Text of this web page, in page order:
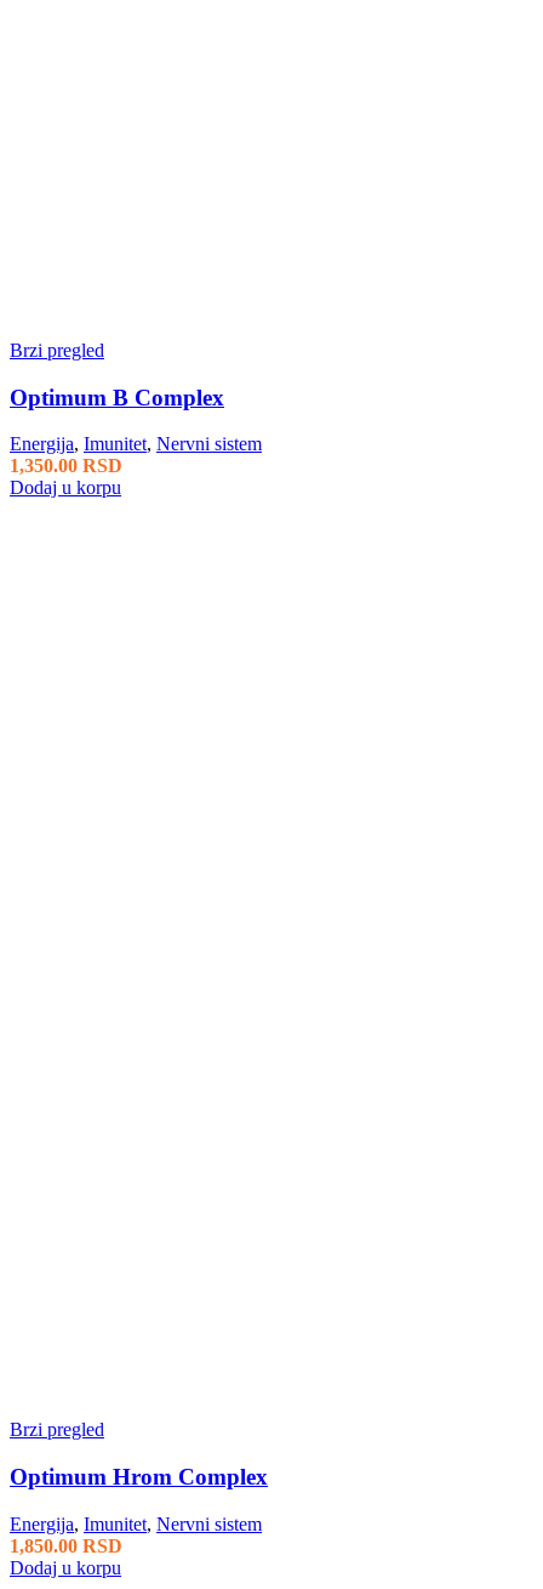
Brzi pregled
Optimum B Complex
Energija, Imunitet, Nervni sistem
1,350.00 RSD
Dodaj u korpu
Brzi pregled
Optimum Hrom Complex
Energija, Imunitet, Nervni sistem
1,850.00 RSD
Dodaj u korpu